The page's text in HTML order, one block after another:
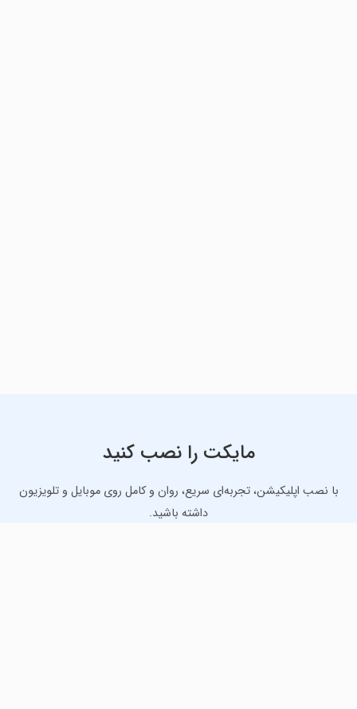
مایکت را نصب کنید
با نصب اپلیکیشن، تجربه‌ای سریع، روان و کامل روی موبایل و تلویزیون
داشته باشید.